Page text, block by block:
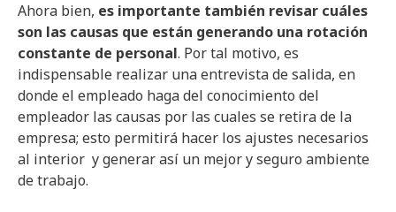
Ahora bien, es importante también revisar cuáles
son las causas que están generando una rotación
constante de personal. Por tal motivo, es
indispensable realizar una entrevista de salida, en
donde el empleado haga del conocimiento del
empleador las causas por las cuales se retira de la
empresa; esto permitirá hacer los ajustes necesarios
al interior y generar así un mejor y seguro ambiente
de trabajo.